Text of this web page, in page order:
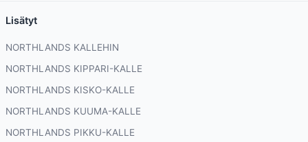
Lisätyt
NORTHLANDS KALLEHIN
NORTHLANDS KIPPARI-KALLE
NORTHLANDS KISKO-KALLE
NORTHLANDS KUUMA-KALLE
NORTHLANDS PIKKU-KALLE